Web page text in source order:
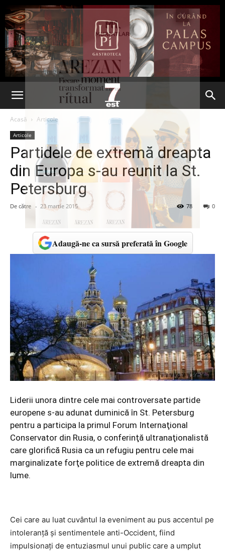
Acasă Articole
Articole
Partidele de extremă dreapta
din Europa s-au reunit la St.
Petersburg
De către - 23 martie 2015 0
78
Adaugă-ne ca sursă preferată în Google
Liderii unora dintre cele mai controversate partide
europene s-au adunat duminică în St. Petersburg
pentru a participa la primul Forum Internaţional
Conservator din Rusia, o conferinţă ultranaţionalistă
care glorifică Rusia ca un refugiu pentru cele mai
marginalizate forţe politice de extremă dreapta din
lume.
Cei care au luat cuvântul la eveniment au pus accentul pe
intoleranţă şi sentimentele anti-Occident, fiind
impulsionaţi de entuziasmul unui public care a umplut